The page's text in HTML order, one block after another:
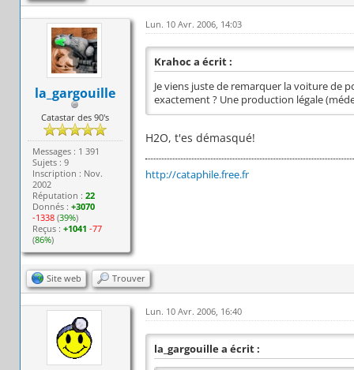
la_gargouille
Catastar des 90's
Messages : 1 391
Sujets : 9
Inscription : Nov.
2002
Réputation :22
Donnés :+3070
-1338 (39%)
Reçus :+1041 -77
(86%)
Lun. 10 Avr. 2006, 14:03
Krahoc a écrit :
Je viens juste de remarquer la voiture de
exactement ? Une production légale
H2O, t'es démasqué!
http://cataphile.free.fr
Site web Trouver
Lun. 10 Avr. 2006, 16:40
la_gargouille a écrit :